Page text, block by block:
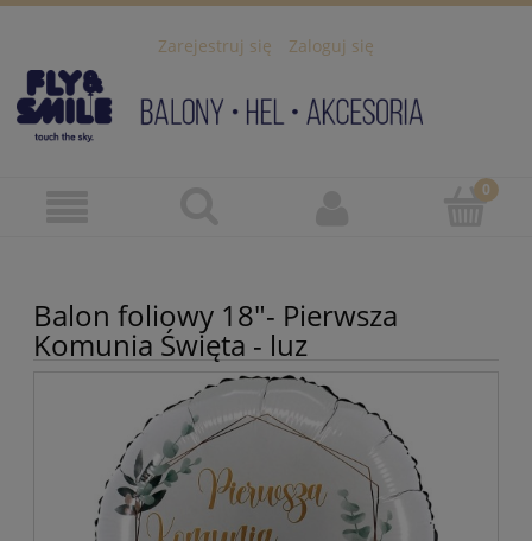
Zarejestruj się Zaloguj się
Balon foliowy 18"- Pierwsza
Komunia Święta - luz